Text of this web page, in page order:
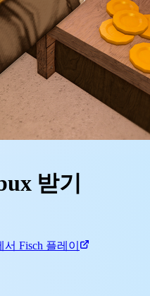
받기
서 Fisch 플레이